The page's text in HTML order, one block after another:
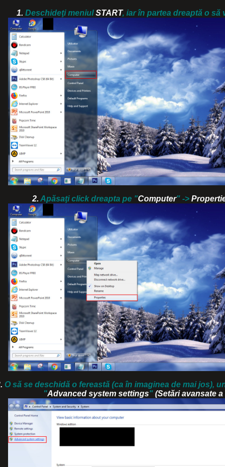
1. Deschideţi meniul START, iar în partea dreaptă o să
2. Apăsaţi click dreapta pe "Computer" ->
O să se deschidă o fereastă (ca în imaginea de mai jos),
"Advanced system settings" (Setări avansate